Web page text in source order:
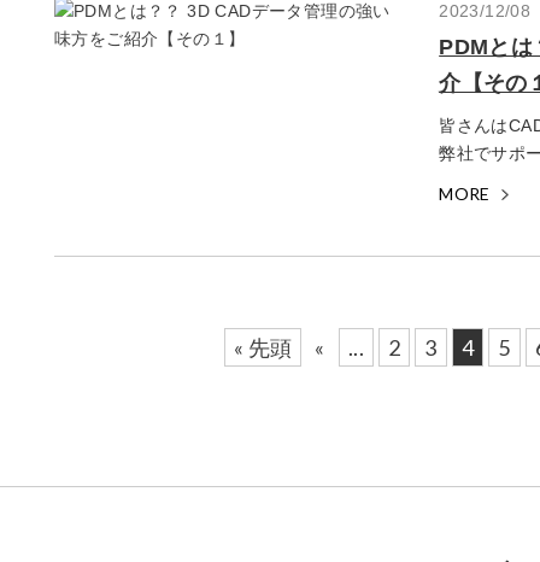
2023/12/08
PDMとは
介【その
皆さんは
弊社でサポ
MORE
« 先頭 « ... 2 3 4 5